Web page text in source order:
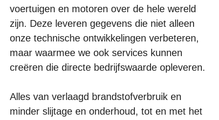
voertuigen en motoren over de hele wereld
zijn. Deze leveren gegevens die niet alleen
onze technische ontwikkelingen verbeteren,
maar waarmee we ook services kunnen
creëren die directe bedrijfswaarde opleveren.
Alles van verlaagd brandstofverbruik en
minder slijtage en onderhoud, tot en met het